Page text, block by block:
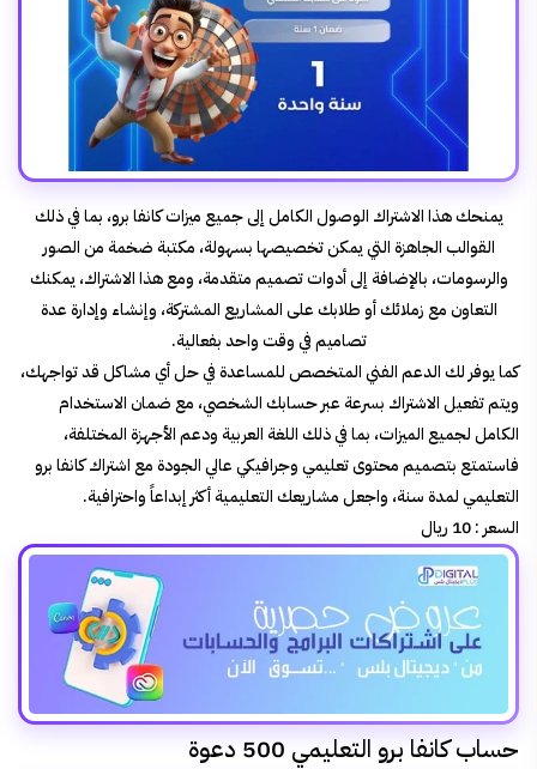
يمنحك هذا الاشتراك الوصول الكامل إلى جميع ميزات كانفا برو، بما في ذلك
القوالب الجاهزة التي يمكن تخصيصها بسهولة، مكتبة ضخمة من الصور
والرسومات، بالإضافة إلى أدوات تصميم متقدمة، ومع هذا الاشتراك، يمكنك
التعاون مع زملائك أو طلابك على المشاريع المشتركة، وإنشاء وإدارة عدة
تصاميم في وقت واحد بفعالية.
كما يوفر لك الدعم الفني المتخصص للمساعدة في حل أي مشاكل قد تواجهك،
ويتم تفعيل الاشتراك بسرعة عبر حسابك الشخصي، مع ضمان الاستخدام
الكامل لجميع الميزات، بما في ذلك اللغة العربية ودعم الأجهزة المختلفة،
فاستمتع بتصميم محتوى تعليمي وجرافيكي عالي الجودة مع اشتراك كانفا برو
التعليمي لمدة سنة، واجعل مشاريعك التعليمية أكثر إبداعاً واحترافية.
السعر :
حساب كانفا برو التعليمي 500 دعوة